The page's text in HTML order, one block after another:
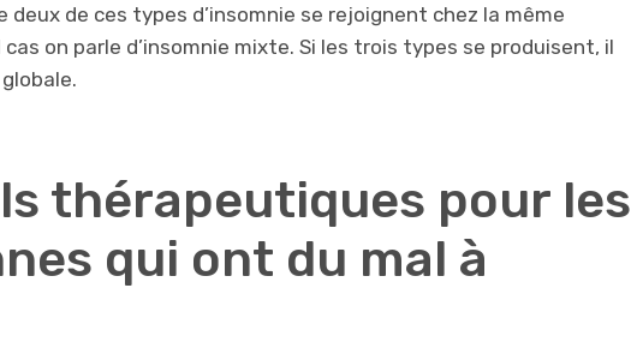
deux de ces types d’insomnie se rejoignent chez la même
on parle d’insomnie mixte. Si les trois types se produisent, il
thérapeutiques pour les
qui ont du mal à